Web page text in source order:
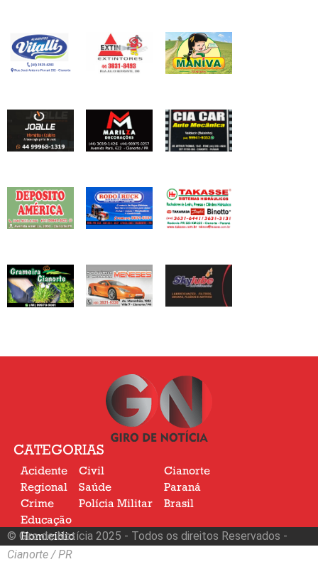
CATEGORIAS
Acidente
Regional
Crime
Civil
Saúde
Polícia Militar
Cianorte
Paraná
Brasil
Educação
Homicídio
Nacional
© Giro de Notícia 2025 - Todos os direitos Reservados -
Cianorte / PR